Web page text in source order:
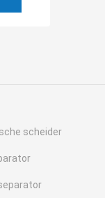
scheider